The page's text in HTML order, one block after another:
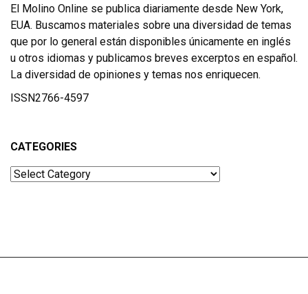
El Molino Online se publica diariamente desde New York,
EUA. Buscamos materiales sobre una diversidad de temas
que por lo general están disponibles únicamente en inglés
u otros idiomas y publicamos breves excerptos en español.
La diversidad de opiniones y temas nos enriquecen.
ISSN2766-4597
CATEGORIES
Categories